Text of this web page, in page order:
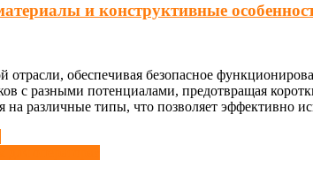
и конструктивные
обеспечивая безопасное
с разными потенциалами, предотвращая
на различные типы, что позволяет эффективно